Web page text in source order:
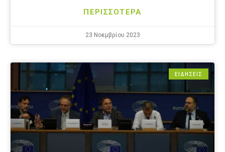
ΠΕΡΙΣΣΟΤΕΡΑ
23 Νοεμβρίου 2023
ΕΙΔΗΣΕΙΣ